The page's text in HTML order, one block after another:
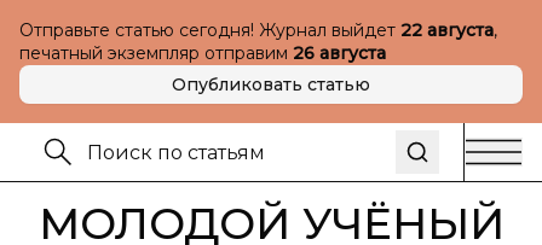
Отправьте статью сегодня! Журнал выйдет 22 августа,
печатный экземпляр отправим 26 августа
Опубликовать статью
МОЛОДОЙ УЧЁНЫЙ